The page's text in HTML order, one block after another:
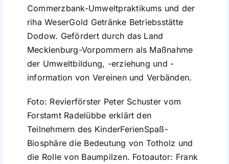
Commerzbank-Umweltpraktikums und der
riha WeserGold Getränke Betriebsstätte
Dodow. Gefördert durch das Land
Mecklenburg-Vorpommern als Maßnahme
der Umweltbildung, -erziehung und -
information von Vereinen und Verbänden.
Foto: Revierförster Peter Schuster vom
Forstamt Radelübbe erklärt den
Teilnehmern des KinderFerienSpaß-
Biosphäre die Bedeutung von Totholz und
die Rolle von Baumpilzen. Fotoautor: Frank